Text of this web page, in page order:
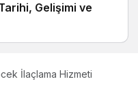
Gelişimi ve
İlaçlama Hizmeti